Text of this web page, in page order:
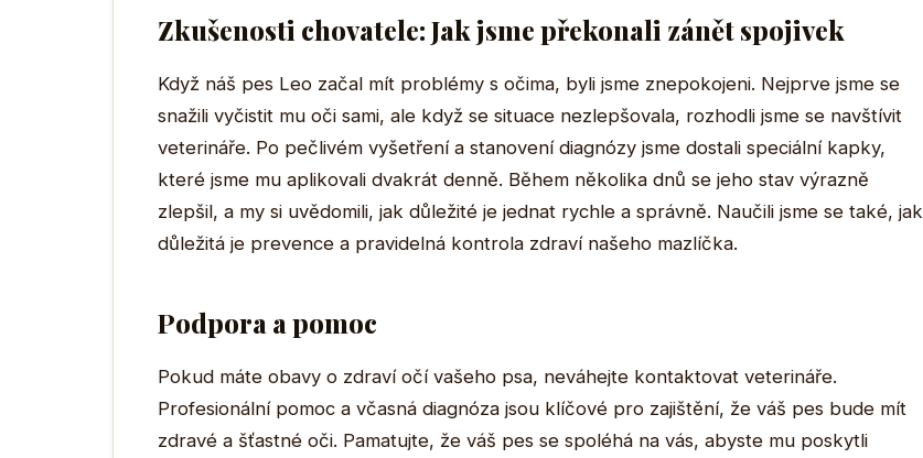
Zkušenosti chovatele: Jak jsme překonali zánět spojivek
Když náš pes Leo začal mít problémy s očima, byli jsme znepokojeni. Nejprve jsme se
snažili vyčistit mu oči sami, ale když se situace nezlepšovala, rozhodli jsme se navštívit
veterináře. Po pečlivém vyšetření a stanovení diagnózy jsme dostali speciální kapky,
které jsme mu aplikovali dvakrát denně. Během několika dnů se jeho stav výrazně
zlepšil, a my si uvědomili, jak důležité je jednat rychle a správně. Naučili jsme se také, jak
důležitá je prevence a pravidelná kontrola zdraví našeho mazlíčka.
Podpora a pomoc
Pokud máte obavy o zdraví očí vašeho psa, neváhejte kontaktovat veterináře.
Profesionální pomoc a včasná diagnóza jsou klíčové pro zajištění, že váš pes bude mít
zdravé a šťastné oči. Pamatujte, že váš pes se spoléhá na vás, abyste mu poskytli